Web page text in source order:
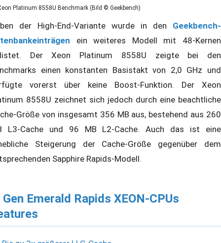
Platinum 8558U Benchmark (Bild © Geekbench)
der High-End-Variante wurde in den Geekbench-
ein weiteres Modell mit 48-Kernen
Der Xeon Platinum 8558U zeigte bei den
einen konstanten Basistakt von 2,0 GHz und
vorerst über keine Boost-Funktion. Der Xeon
8558U zeichnet sich jedoch durch eine beachtliche
Größe von insgesamt 356 MB aus, bestehend aus 260
L3-Cache und 96 MB L2-Cache. Auch das ist eine
Steigerung der Cache-Größe gegenüber dem
Sapphire Rapids-Modell.
Gen Emerald Rapids XEON-CPUs